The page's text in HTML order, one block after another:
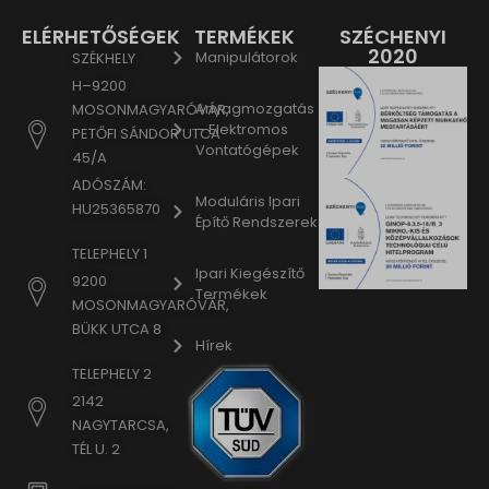
ELÉRHETŐSÉGEK
SZÉKHELY
H–9200
MOSONMAGYARÓVÁR,
PETŐFI SÁNDOR UTCA
45/A
ADÓSZÁM:
HU25365870
TELEPHELY 1
9200
MOSONMAGYARÓVÁR,
BÜKK UTCA 8
TELEPHELY 2
2142
NAGYTARCSA,
TÉL U. 2
TERMÉKEK
Manipulátorok
Anyagmozgatás
– Elektromos
Vontatógépek
Moduláris Ipari
Építő Rendszerek
Ipari Kiegészítő
Termékek
Hírek
SZÉCHENYI
2020
www.google.bj
www.google.co.id
www.google.co.il
www.google.co.jp
www.google.com.au
www.google.com.hk
www.google.com.tr
www.google.de
www.google.fr
www.google.hr